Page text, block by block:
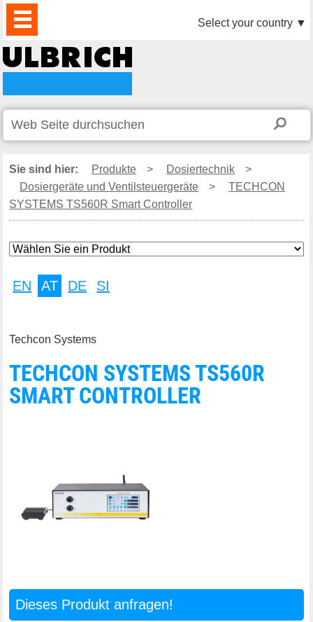
PRODUKTE
AKTUELLES
DOWNLOAD
VIDEO
PARTNER
UNTERNEHMEN
KONTAKTE Select your country ▼
Sie sind hier: Produkte > Dosiertechnik
>
Dosiergeräte und Ventilsteuergeräte
>
TECHCON
SYSTEMS TS560R Smart Controller
EN AT DE SI
Techcon Systems
TECHCON SYSTEMS TS560R
SMART CONTROLLER
Dieses Produkt anfragen!